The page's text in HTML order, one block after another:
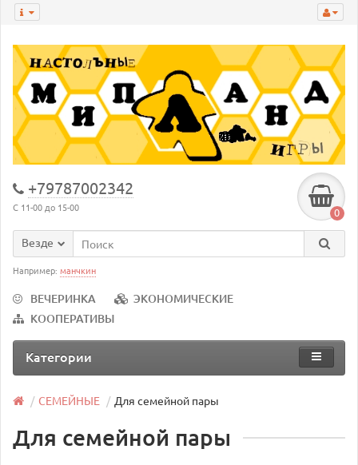
+79787002342
С 11-00 до 15-00 0
Везде
Например: манчкин
ВЕЧЕРИНКА
ЭКОНОМИЧЕСКИЕ
КООПЕРАТИВЫ
Категории
СЕМЕЙНЫЕ Для семейной пары
Для семейной пары